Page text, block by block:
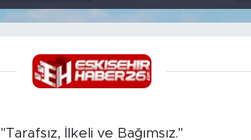
"Tarafsız, İlkeli ve Bağımsız."